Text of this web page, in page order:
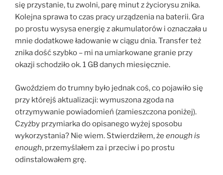
się przystanie, tu zwolni, parę minut z życiorysu znika.
Kolejna sprawa to czas pracy urządzenia na baterii. Gra
po prostu wysysa energię z akumulatorów i oznaczała u
mnie dodatkowe ładowanie w ciągu dnia. Transfer też
znika dość szybko – mi na umiarkowane granie przy
okazji schodziło ok. 1 GB danych miesięcznie.
Gwoździem do trumny było jednak coś, co pojawiło się
przy którejś aktualizacji: wymuszona zgoda na
otrzymywanie powiadomień (zamieszczona poniżej).
Czyżby przymiarka do opisanego wyżej sposobu
wykorzystania? Nie wiem. Stwierdziłem, że enough is
enough, przemyślałem za i przeciw i po prostu
odinstalowałem grę.